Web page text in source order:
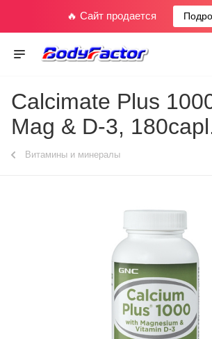
🔥 Сайт продается
Calcimate Plus
Mag & D-3,
Витамины и минералы